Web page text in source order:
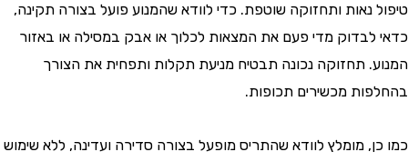
נאות ותחזוקה שוטפת. כדי לוודא שהמנוע פועל בצורה תקינה,
מדי פעם את המצאות לכלוך או אבק במסילה או באזור
תחזוקה נכונה תבטיח מניעת תקלות ותפחית את הצורך
מכשירים תכופות.
מומלץ לוודא שהתריס מופעל בצורה סדירה ועדינה, ללא שימוש